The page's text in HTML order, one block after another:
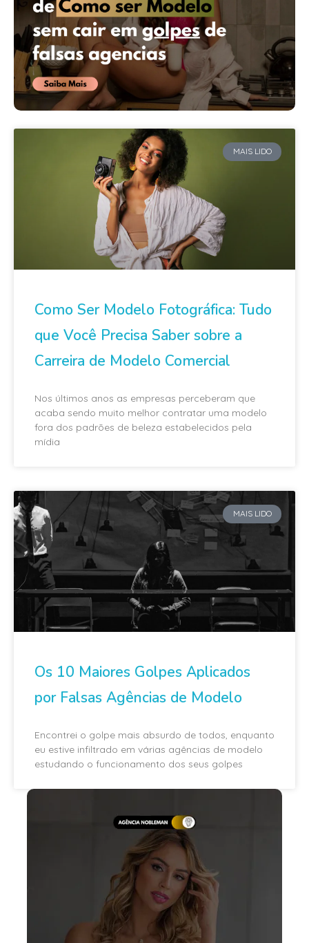
MAIS LIDO
Como Ser Modelo Fotográfica: Tudo
que Você Precisa Saber sobre a
Carreira de Modelo Comercial
Nos últimos anos as empresas perceberam que
acaba sendo muito melhor contratar uma modelo
fora dos padrões de beleza estabelecidos pela
mídia
MAIS LIDO
Os 10 Maiores Golpes Aplicados
por Falsas Agências de Modelo
Encontrei o golpe mais absurdo de todos, enquanto
eu estive infiltrado em várias agências de modelo
estudando o funcionamento dos seus golpes